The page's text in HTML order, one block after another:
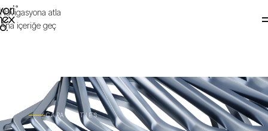
Navigasyona atla
Ana içeriğe geç
CAPABILITIES
WORIMEX
Satış